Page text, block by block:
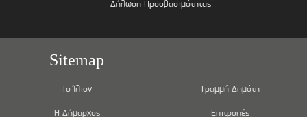
Δήλωση Προσβασιμότητας
Sitemap
Το Ίλιον
Η Δήμαρχος
Γραμμή Δημότη
Επιτροπές